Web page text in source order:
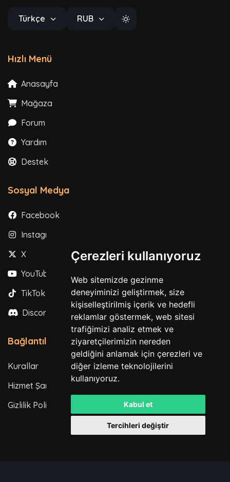
Çerezleri kullanıyoruz
Web sitemizde gezinme
deneyiminizi geliştirmek, size
kişiselleştirilmiş içerik ve hedefli
reklamlar göstermek, web sitesi
trafiğimizi analiz etmek ve
ziyaretçilerimizin nereden
geldiğini anlamak için çerezleri ve
diğer izleme teknolojilerini
kullanıyoruz.
Kabul et
Tercihleri değiştir
Türkçe RUB
Hızlı Menü
Anasayfa
Mağaza
Forum
Yardım
Destek
Sosyal Medya
Facebook
Instagram
X
YouTube
TikTok
Discord
Bağlantılar
Kurallar
Hizmet Şartları
Gizlilik Politikası